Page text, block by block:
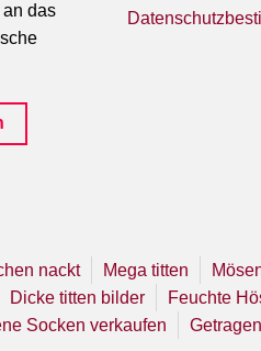
das
nackt Mega titten
Dicke titten bilder Feuchte
Socken verkaufen